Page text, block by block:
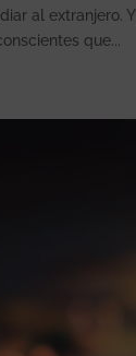
al extranjero.
que...